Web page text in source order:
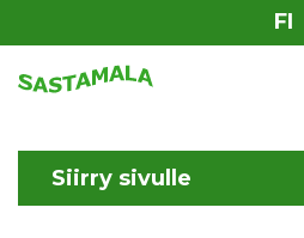
FI
Siirry sivulle